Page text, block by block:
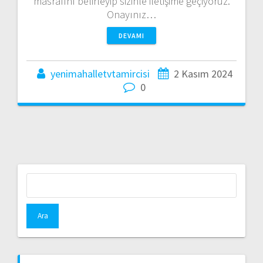
Onayınız…
DEVAMI
yenimahalletvtamircisi
2 Kasım 2024
0